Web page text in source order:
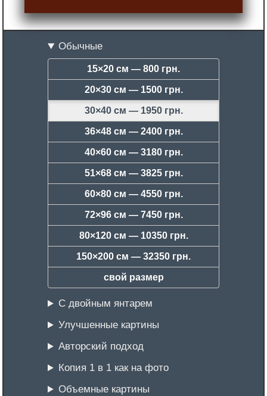
Обычные
15×20 см — 800 грн.
20×30 см — 1500 грн.
30×40 см — 1950 грн.
36×48 см — 2400 грн.
40×60 см — 3180 грн.
51×68 см — 3825 грн.
60×80 см — 4550 грн.
72×96 см — 7450 грн.
80×120 см — 10350 грн.
150×200 см — 32350 грн.
свой размер
С двойным янтарем
Улучшенные картины
Авторский подход
Копия 1 в 1 как на фото
Объемные картины